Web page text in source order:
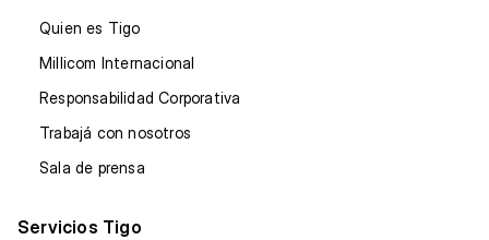
Quien es Tigo
Millicom Internacional
Responsabilidad Corporativa
Trabajá con nosotros
Sala de prensa
Servicios Tigo